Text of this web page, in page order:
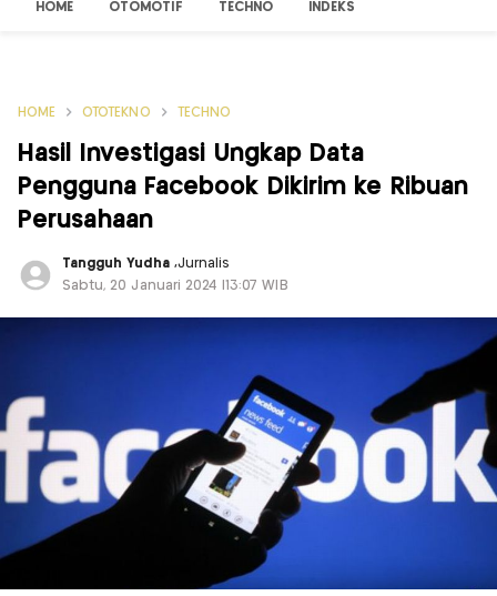
HOME OTOMOTIF TECHNO INDEKS
HOME OTOTEKNO TECHNO
Hasil Investigasi Ungkap Data
Pengguna Facebook Dikirim ke Ribuan
Perusahaan
Tangguh Yudha ,Jurnalis
Sabtu, 20 Januari 2024 |13:07 WIB